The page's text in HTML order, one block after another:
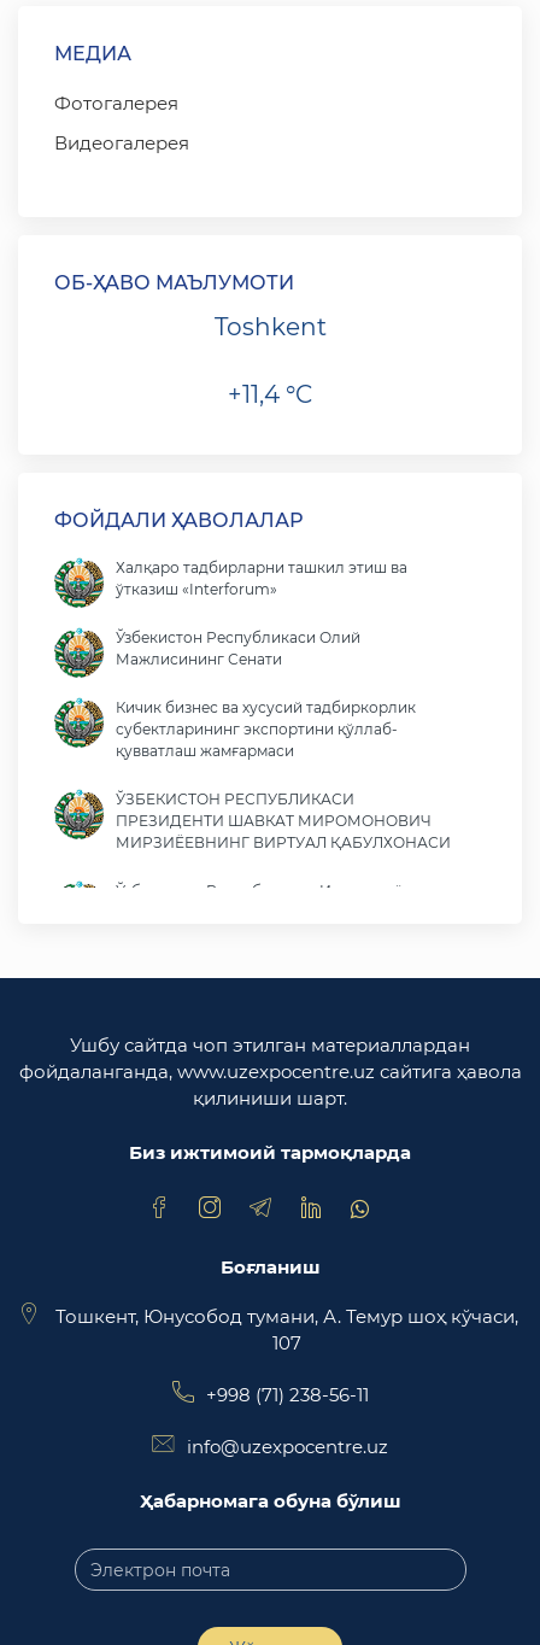
МЕДИА
Фотогалерея
Видеогалерея
ОБ-ҲАВО МАЪЛУМОТИ
Toshkent
+11,4 °C
ФОЙДАЛИ ҲАВОЛАЛАР
Халқаро тадбирларни ташкил этиш ва
ўтказиш «Interforum»
Ўзбекистон Республикаси Олий
Мажлисининг Сенати
Кичик бизнес ва хусусий тадбиркорлик
субектларининг экспортини қўллаб-
қувватлаш жамғармаси
ЎЗБЕКИСТОН РЕСПУБЛИКАСИ
ПРЕЗИДЕНТИ ШАВКАТ МИРОМОНОВИЧ
МИРЗИЁЕВНИНГ ВИРТУАЛ ҚАБУЛХОНАСИ
Ўзбекистон Республикаси Иқтисодиёт ва
вазирлиги
Қонунчилик палатаси
Ўзбекистон Республикаси Адлия вазирлиги
Trade Uzbekistan миллий экспортбоп савдо
Ушбу сайтда чоп этилган материаллардан
фойдаланганда, www.uzexpocentre.uz сайтига ҳавола
қилиниши шарт.
Биз ижтимоий тармоқларда
Боғланиш
Тошкент, Юнусобод тумани, А. Темур шоҳ кўчаси,
107
+998 (71) 238-56-11
info@uzexpocentre.uz
Ҳабарномага обуна бўлиш